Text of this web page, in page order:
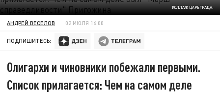
КОЛЛАЖ ЦАРЬГРАДА.
АНДРЕЙ ВЕСЕЛОВ 02 ИЮЛЯ 16:00
ПОДПИШИТЕСЬ:
Олигархи и чиновники побежали первыми.
Список прилагается: Чем на самом деле